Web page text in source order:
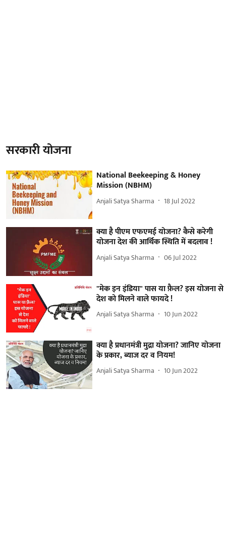
सरकारी योजना
National Beekeeping & Honey
Mission (NBHM)
Anjali Satya Sharma 18 Jul 2022
क्या है पीएम एफएमई योजना? कैसे करेगी
योजना देश की आर्थिक स्थिति में बदलाव !
Anjali Satya Sharma 06 Jul 2022
"मेक इन इंडिया" पास या फ़ैल? इस योजना से
देश को मिलने वाले फायदे !
Anjali Satya Sharma 10 Jun 2022
क्या है प्रधानमंत्री मुद्रा योजना? जानिए योजना
के प्रकार, ब्याज दर व नियम!
Anjali Satya Sharma 10 Jun 2022